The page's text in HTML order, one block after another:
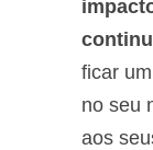
ficar
no seu
aos